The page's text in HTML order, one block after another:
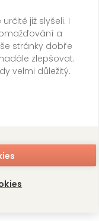
již slyšeli. I
a
stránky dobře
zlepšovat.
velmi důležitý.